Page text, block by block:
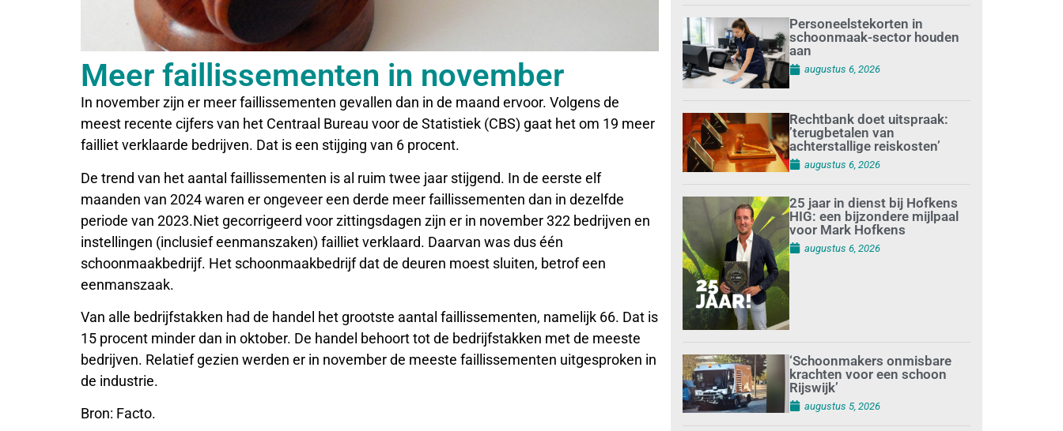
Meer faillissementen in november
In november zijn er meer faillissementen gevallen dan in de maand ervoor. Volgens de
meest recente cijfers van het Centraal Bureau voor de Statistiek (CBS) gaat het om 19 meer
failliet verklaarde bedrijven. Dat is een stijging van 6 procent.
De trend van het aantal faillissementen is al ruim twee jaar stijgend. In de eerste elf
maanden van 2024 waren er ongeveer een derde meer faillissementen dan in dezelfde
periode van 2023.Niet gecorrigeerd voor zittingsdagen zijn er in november 322 bedrijven en
instellingen (inclusief eenmanszaken) failliet verklaard. Daarvan was dus één
schoonmaakbedrijf. Het schoonmaakbedrijf dat de deuren moest sluiten, betrof een
eenmanszaak.
Van alle bedrijfstakken had de handel het grootste aantal faillissementen, namelijk 66. Dat is
15 procent minder dan in oktober. De handel behoort tot de bedrijfstakken met de meeste
bedrijven. Relatief gezien werden er in november de meeste faillissementen uitgesproken in
de industrie.
Bron: Facto.
Personeelstekorten in
schoonmaak-sector houden
aan
augustus 6, 2026
Rechtbank doet uitspraak:
’terugbetalen van
achterstallige reiskosten’
augustus 6, 2026
25 jaar in dienst bij Hofkens
HIG: een bijzondere mijlpaal
voor Mark Hofkens
augustus 6, 2026
‘Schoonmakers onmisbare
krachten voor een schoon
Rijswijk’
augustus 5, 2026